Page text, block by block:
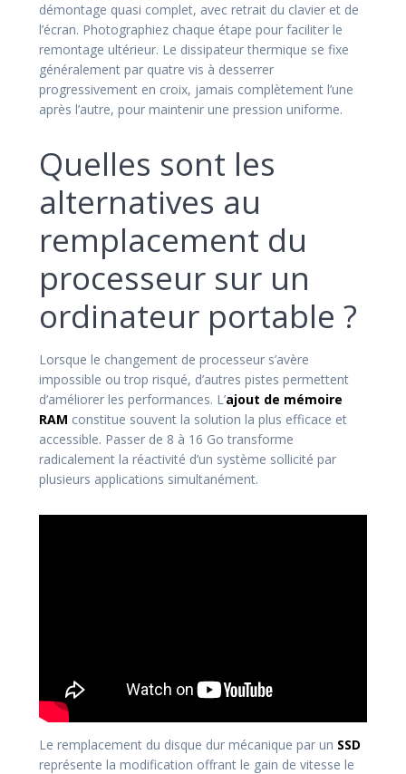
démontage quasi complet, avec retrait du clavier et de
l’écran. Photographiez chaque étape pour faciliter le
remontage ultérieur. Le dissipateur thermique se fixe
généralement par quatre vis à desserrer
progressivement en croix, jamais complètement l’une
après l’autre, pour maintenir une pression uniforme.
Quelles sont les
alternatives au
remplacement du
processeur sur un
ordinateur portable ?
Lorsque le changement de processeur s’avère
impossible ou trop risqué, d’autres pistes permettent
d’améliorer les performances. L’ajout de mémoire
RAM constitue souvent la solution la plus efficace et
accessible. Passer de 8 à 16 Go transforme
radicalement la réactivité d’un système sollicité par
plusieurs applications simultanément.
Le remplacement du disque dur mécanique par un SSD
représente la modification offrant le gain de vitesse le